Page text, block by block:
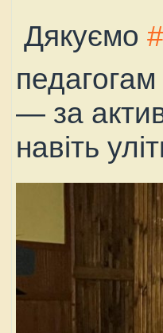
Дякуємо
— за
навіть